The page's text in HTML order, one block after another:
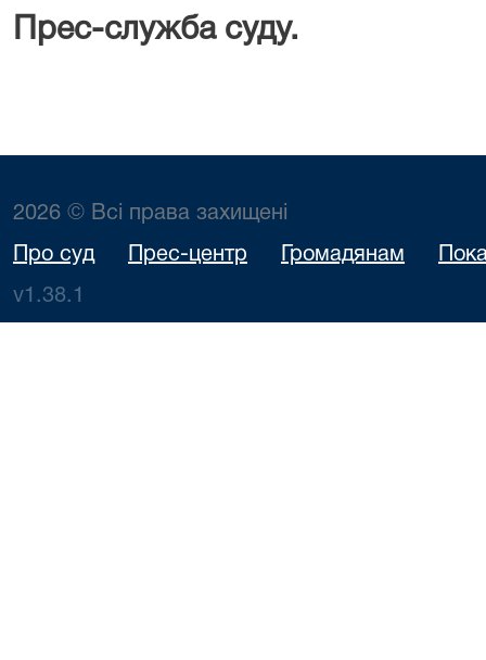
Прес-служба суду.
2026 © Всі права захищені
Про суд Прес-центр Громадянам
v1.38.1